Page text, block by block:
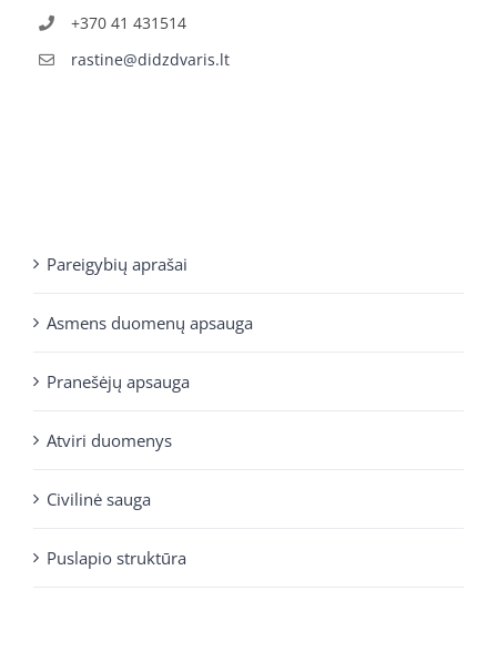
+370 41 431514
rastine@didzdvaris.lt
Pareigybių aprašai
Asmens duomenų apsauga
Pranešėjų apsauga
Atviri duomenys
Civilinė sauga
Puslapio struktūra